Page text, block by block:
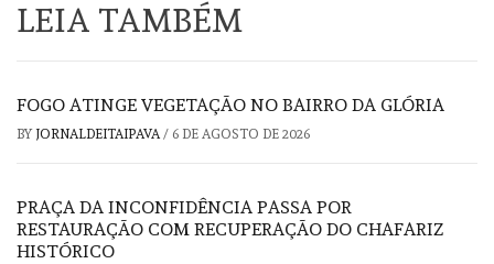
LEIA TAMBÉM
FOGO ATINGE VEGETAÇÃO NO BAIRRO DA GLÓRIA
BY JORNALDEITAIPAVA/ 6 DE AGOSTO DE 2026
PRAÇA DA INCONFIDÊNCIA PASSA POR
RESTAURAÇÃO COM RECUPERAÇÃO DO CHAFARIZ
HISTÓRICO